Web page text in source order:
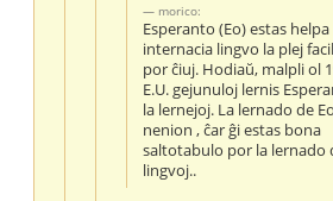
morico:
Esperanto (Eo) estas helpa
internacia lingvo la plej
por ĉiuj. Hodiaŭ, malpli ol
E.U. gejunuloj lernis
la lernejoj. La lernado de
nenion , ĉar ĝi estas bona
saltotabulo por la lernado
lingvoj..